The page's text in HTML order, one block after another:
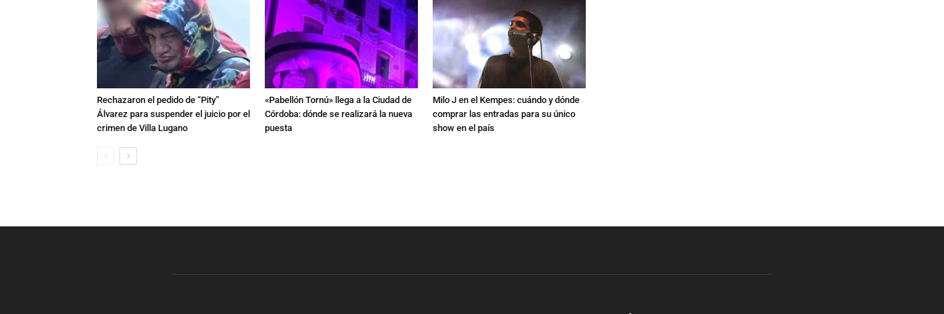
Rechazaron el pedido de “Pity”
Álvarez para suspender el juicio por el
crimen de Villa Lugano
«Pabellón Tornú» llega a la Ciudad de
Córdoba: dónde se realizará la nueva
puesta
Milo J en el Kempes: cuándo y dónde
comprar las entradas para su único
show en el país